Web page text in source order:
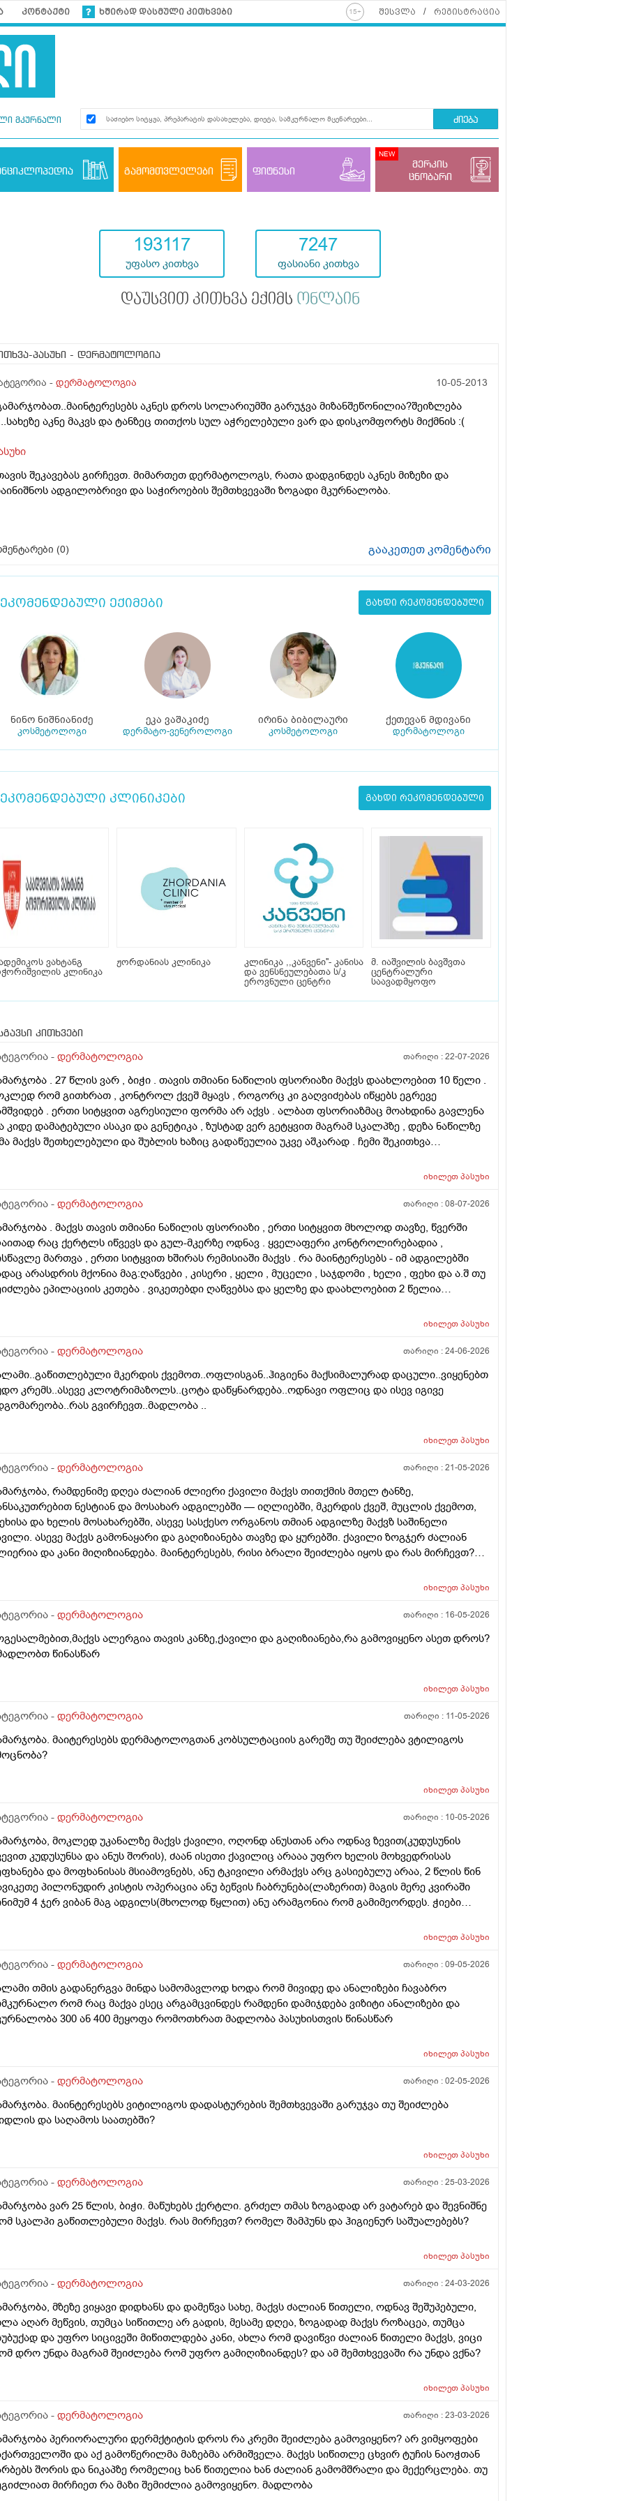
კონტაქტი ხშირად დასმული კითხვები შესვლა რეგისტრაცია
მკურნალი ძიება
გამომთვლელები ფიტნესი
მერკის
ცნობარი
193117
უფასო კითხვა
7247
ფასიანი კითხვა
დაუსვით კითხვა ექიმს ონლაინ
პასუხი - დერმატოლოგია
- დერმატოლოგია 10-05-2013
აკნეს დროს სოლარიუმში გარუჯვა მიზანშეწონილია?შეიზლება
აკნე მაკვს და ტანზეც თითქოს სულ აჭრელებული ვარ და დისკომფორტს მიქმნის :(
შეკავებას გირჩევთ. მიმართეთ დერმატოლოგს, რათა დადგინდეს აკნეს მიზეზი და
ადგილობრივი და საჭიროების შემთხვევაში ზოგადი მკურნალობა.
(0) გააკეთეთ კომენტარი
ექიმები გახდი რეკომენდებული
ნინო ნიშნიანიძე
კოსმეტოლოგი
ეკა ვაშაკიძე
დერმატო-ვენეროლოგი
ირინა ბიბილაური
კოსმეტოლოგი
ქეთევან მდივანი
დერმატოლოგი
კლინიკები გახდი რეკომენდებული
ვახტანგ
კლინიკა
ჟორდანიას კლინიკა
კლინიკა ,,კანვენი''- კანისა
და ვენსნეულებათა ს/კ
ეროვნული ცენტრი
მ. იაშვილის ბავშვთა
ცენტრალური
საავადმყოფო
კითხვები
- დერმატოლოგია თარიღი :22-07-2026
. 27 წლის ვარ , ბიჭი . თავის თმიანი ნაწილის ფსორიაზი მაქვს დაახლოებით 10 წელი .
რომ გითხრათ , კონტროლ ქვეშ მყავს , როგორც კი გაღვიძებას იწყებს ეგრევე
. ერთი სიტყვით აგრესიული ფორმა არ აქვს . ალბათ ფსორიაზმაც მოახდინა გავლენა
კიდე დამატებული ასაკი და გენეტიკა , ზუსტად ვერ გეტყვით მაგრამ სკალპზე , დეზა ნაწილზე
მაქვს შეთხელებული და შუბლის ხაზიც გადაწეულია უკვე აშკარად . ჩემი შეკითხვა
გამართლებილი სკალპის ფსორიაზის დროს ? არ მინდა რომ ამ პროცედურებმა კიდევ უფრო
თუ არა თმის გადანერგვა სკალპის ფსორიაზის დროს და არის თუ არა პრაქტიკაში ვინც
იხილეთპასუხი
- დერმატოლოგია თარიღი :08-07-2026
. მაქვს თავის თმიანი ნაწილის ფსორიაზი , ერთი სიტყვით მხოლოდ თავზე, წვერში
რაც ქერტლს იწვევს და გულ-მკერზე ოდნავ . ყველაფერი კონტროლირებადია ,
მართვა , ერთი სიტყვით ხშირას რემისიაში მაქვს . რა მაინტერესებს - იმ ადგილებში
არასდრის მქონია მაგ:ღაწვები , კისერი , ყელი , მუცელი , საჯდომი , ხელი , ფეხი და ა.შ თუ
ეპილაციის კეთება . ვიკეთებდი ღაწვებსა და ყელზე და დაახლოებით 2 წელია
გააღიაზიანოს და მანდაც გამოვიდესო , შიშმა ამიტანა . სხვადასხვა ვერსია მესმის ,
? რისკი რამხელაა? მადლობა წინასწარ .
იხილეთპასუხი
- დერმატოლოგია თარიღი :24-06-2026
მკერდის ქვემოთ..ოფლისგან..ჰიგიენა მაქსიმალურად დაცული..ვიყენებთ
კრემს..ასევე კლოტრიმაზოლს..ცოტა დაწყნარდება..ოდნავი ოფლიც და ისევ იგივე
გვირჩევთ..მადლობა ..
იხილეთპასუხი
- დერმატოლოგია თარიღი :21-05-2026
რამდენიმე დღეა ძალიან ძლიერი ქავილი მაქვს თითქმის მთელ ტანზე,
ნესტიან და მოსახარ ადგილებში — იღლიებში, მკერდის ქვეშ, მუცლის ქვემოთ,
და ხელის მოსახარებში, ასევე სასქესო ორგანოს თმიან ადგილზე მაქვზ საშინელი
ასევე მაქვს გამონაყარი და გაღიზიანება თავზე და ყურებში. ქავილი ზოგჯერ ძალიან
და კანი მიღიზიანდება. მაინტერესებს, რისი ბრალი შეიძლება იყოს და რას მირჩევთ?
იხილეთპასუხი
- დერმატოლოგია თარიღი : 16-05-2026
ალერგია თავის კანზე,ქავილი და გაღიზიანება,რა გამოვიყენო ასეთ დროს?
წინასწარ
იხილეთპასუხი
- დერმატოლოგია თარიღი : 11-05-2026
მაიტერესებს დერმატოლოგთან კობსულტაციის გარეშე თუ შეიძლება ვტილიგოს
იხილეთპასუხი
- დერმატოლოგია თარიღი : 10-05-2026
მოკლედ უკანალზე მაქვს ქავილი, ოღონდ ანუსთან არა ოდნავ ზევით(კუდუსუნის
კუდუსუნსა და ანუს შორის), ძაან ისეთი ქავილიც არააა უფრო ხელის მოხვედრისას
და მოფხანისას მსიამოვნებს, ანუ ტკივილი არმაქვს არც გასიებულუ არაა, 2 წლის წინ
პილონუდირ კისტის ოპერაცია ანუ ბეწვის ჩაბრუნება(ლაზერით) მაგის მერე კვირაში
4 ჯერ ვიბან მაგ ადგილს(მხოლოდ წყლით) ანუ არამგონია რომ გამიმეორდეს. ჭიები
იხილეთპასუხი
- დერმატოლოგია თარიღი :09-05-2026
თმის გადანერგვა მინდა სამომავლოდ ხოდა რომ მივიდე და ანალიზები ჩავაბრო
რომ რაც მაქვა ესეც არგამცვინდეს რამდენი დამიჯდება ვიზიტი ანალიზები და
300 ან 400 მეყოფა რომოთხრათ მადლობა პასუხისთვის წინასწარ
იხილეთპასუხი
- დერმატოლოგია თარიღი :02-05-2026
მაინტერესებს ვიტილიგოს დადასტურების შემთხვევაში გარუჯვა თუ შეიძლება
და საღამოს საათებში?
იხილეთპასუხი
- დერმატოლოგია თარიღი :25-03-2026
ვარ 25 წლის, ბიჭი. მაწუხებს ქერტლი. გრძელ თმას ზოგადად არ ვატარებ და შევნიშნე
სკალპი გაწითლებული მაქვს. რას მირჩევთ? რომელ შამპუნს და ჰიგიენურ საშუალებებს?
იხილეთპასუხი
- დერმატოლოგია თარიღი :24-03-2026
მზეზე ვიყავი დიდხანს და დამეწვა სახე, მაქვს ძალიან წითელი, ოდნავ შეშუპებული,
აღარ მეწვის, თუმცა სიწითლე არ გადის, მესამე დღეა, ზოგადად მაქვს როზაცეა, თუმცა
და უფრო სიცივეში მიწითლდება კანი, ახლა რომ დავიწვი ძალიან წითელი მაქვს, ვიცი
დრო უნდა მაგრამ შეიძლება რომ უფრო გამიღიზიანდეს? და ამ შემთხვევაში რა უნდა ვქნა?
იხილეთპასუხი
- დერმატოლოგია თარიღი :23-03-2026
პერიორალური დერმქტიტის დროს რა კრემი შეიძლება გამოვიყენო? არ ვიმყოფები
და აქ გამოწერილმა მაზებმა არმიშველა. მაქვს სიწითლე ცხვირ ტუჩის ნაოჭთან
შორის და ნიკაპზე რომელიც ხან წითელია ხან ძალიან გამომშრალი და მექერცლება. თუ
მირჩიეთ რა მაზი შემიძლია გამოვიყენო. მადლობა